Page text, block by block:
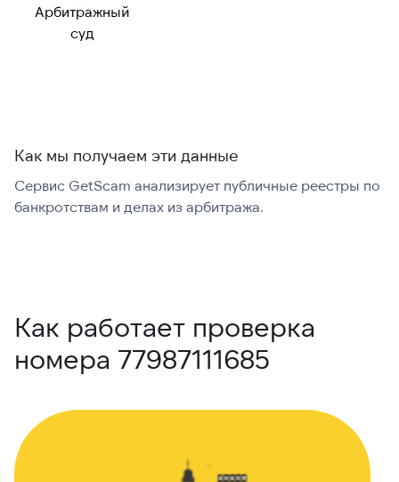
Арбитражный
суд
Как мы получаем эти данные
Сервис GetScam анализирует публичные реестры по
банкротствам и делах из арбитража.
Как работает проверка
номера 77987111685